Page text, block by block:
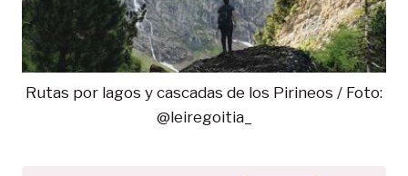
Rutas por lagos y cascadas de los Pirineos / Foto:
@leiregoitia_